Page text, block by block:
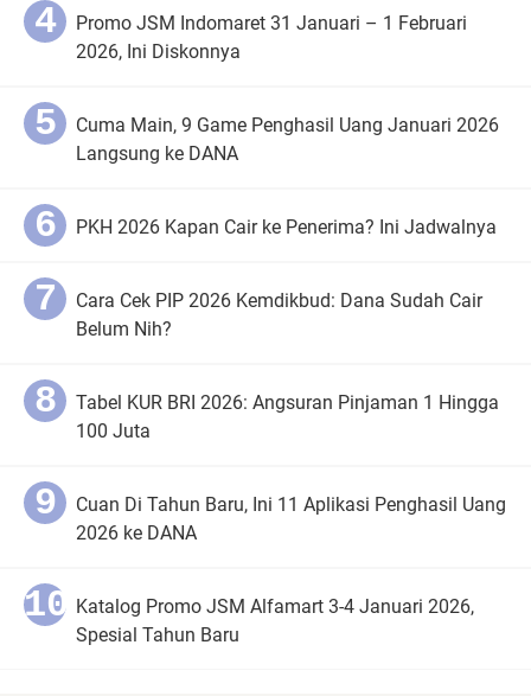
Promo JSM Indomaret 31 Januari – 1 Februari
2026, Ini Diskonnya
Cuma Main, 9 Game Penghasil Uang Januari 2026
Langsung ke DANA
PKH 2026 Kapan Cair ke Penerima? Ini Jadwalnya
Cara Cek PIP 2026 Kemdikbud: Dana Sudah Cair
Belum Nih?
Tabel KUR BRI 2026: Angsuran Pinjaman 1 Hingga
100 Juta
Cuan Di Tahun Baru, Ini 11 Aplikasi Penghasil Uang
2026 ke DANA
Katalog Promo JSM Alfamart 3-4 Januari 2026,
Spesial Tahun Baru